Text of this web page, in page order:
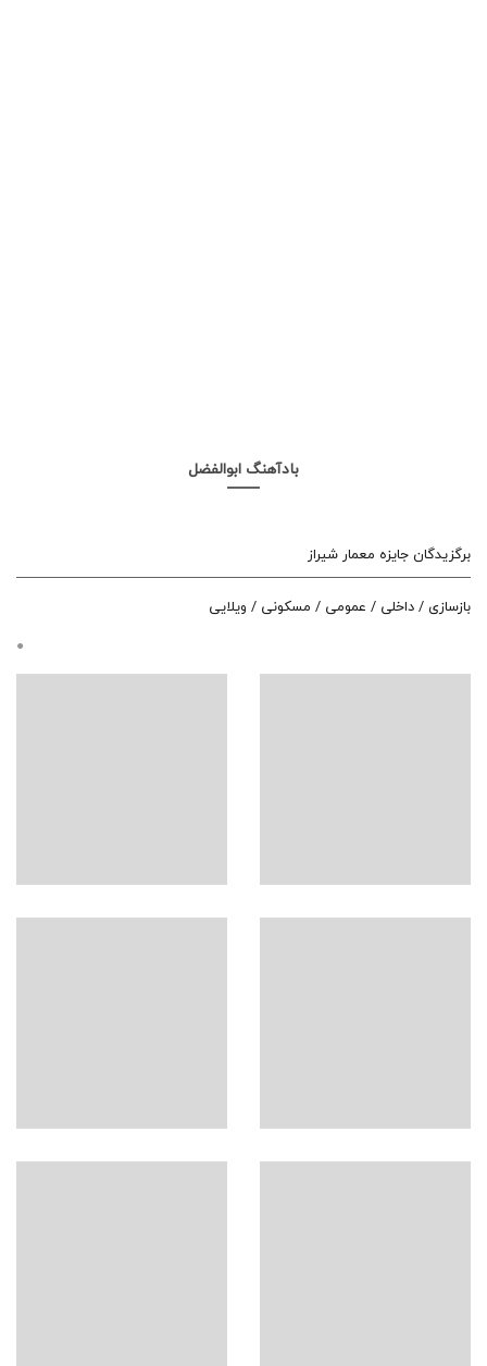
بادآهنگ ابوالفضل
برگزیدگان جایزه معمار شیراز
بازسازی / داخلی / عمومی / مسکونی / ویلایی
●